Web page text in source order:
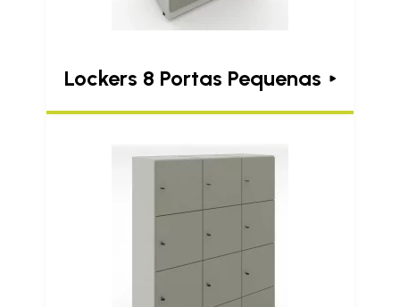
Lockers 8 Portas Pequenas